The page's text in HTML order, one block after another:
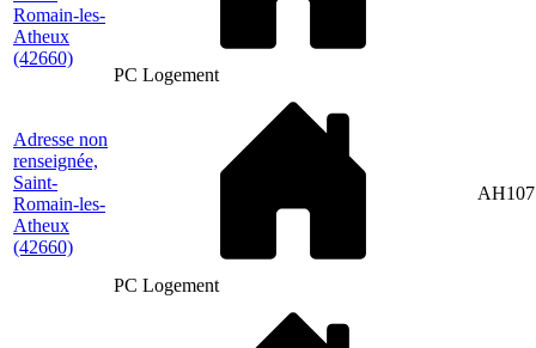
Romain-les-
Atheux
(42660)
PC Logement
Adresse non
renseignée,
Saint-
Romain-les-
Atheux
(42660)
PC Logement
AH107